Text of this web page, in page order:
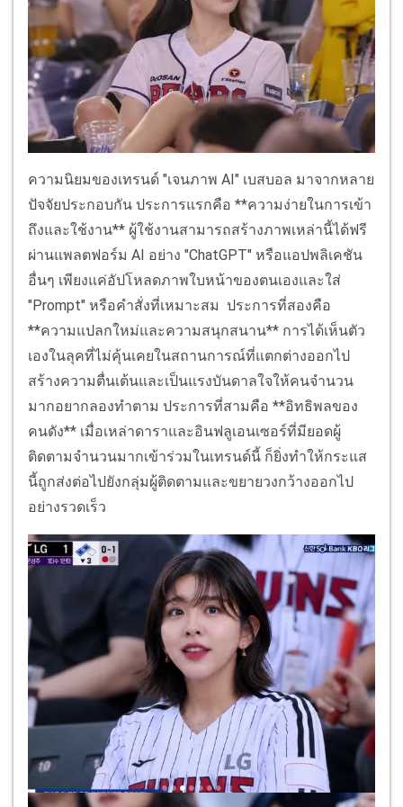
ความนิยมของเทรนด์ "เจนภาพ AI" เบสบอล มาจากหลาย
ปัจจัยประกอบกัน ประการแรกคือ **ความง่ายในการเข้า
ถึงและใช้งาน** ผู้ใช้งานสามารถสร้างภาพเหล่านี้ได้ฟรี
ผ่านแพลตฟอร์ม AI อย่าง "ChatGPT" หรือแอปพลิเคชัน
อื่นๆ เพียงแค่อัปโหลดภาพใบหน้าของตนเองและใส่
"Prompt" หรือคำสั่งที่เหมาะสม ประการที่สองคือ
**ความแปลกใหม่และความสนุกสนาน** การได้เห็นตัว
เองในลุคที่ไม่คุ้นเคยในสถานการณ์ที่แตกต่างออกไป
สร้างความตื่นเต้นและเป็นแรงบันดาลใจให้คนจำนวน
มากอยากลองทำตาม ประการที่สามคือ **อิทธิพลของ
คนดัง** เมื่อเหล่าดาราและอินฟลูเอนเซอร์ที่มียอดผู้
ติดตามจำนวนมากเข้าร่วมในเทรนด์นี้ ก็ยิ่งทำให้กระแส
นี้ถูกส่งต่อไปยังกลุ่มผู้ติดตามและขยายวงกว้างออกไป
อย่างรวดเร็ว